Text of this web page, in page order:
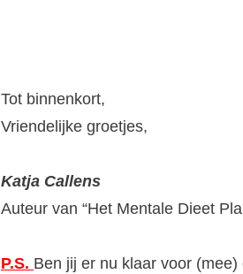
Tot binnenkort,
Vriendelijke groetjes,
Katja Callens
Auteur van “Het Mentale Dieet
P.S. Ben jij er nu klaar voor (mee)